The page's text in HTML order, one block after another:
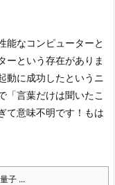
能なコンピューターと
ーという存在がありま
動に成功したというニ
「言葉だけは聞いたこ
て意味不明です！もは
子 ...